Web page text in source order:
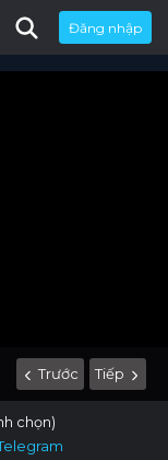
Đăng nhập
Trước Tiếp
chọn)